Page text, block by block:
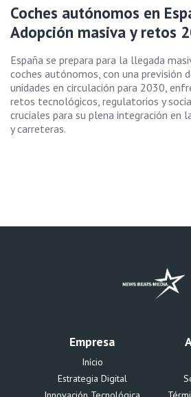
Coches autónomos en
Adopción masiva y retos
España se prepara para la llegada
coches autónomos, con una previsión
unidades en circulación para 2030,
retos tecnológicos, regulatorios y
cruciales para su plena integración en
y carreteras.
Empresa
Início
Estrategia Digital